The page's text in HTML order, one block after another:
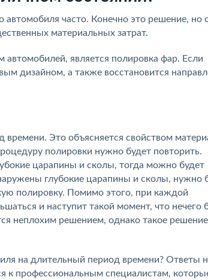
автомобиля часто. Конечно это решение, но
материальных затрат.
является полировка фар. Если
дизайном, а также восстановится
Это объясняется свойством
полировки нужно будет повторить.
царапины и сколы, тогда можно будет
глубокие царапины и сколы, нужно
полировку. Помимо этого, при каждой
и наступит такой момент, что нечего
неплохим решением, однако такое решение
на длительный период времени? Ответы
к профессиональным специалистам,